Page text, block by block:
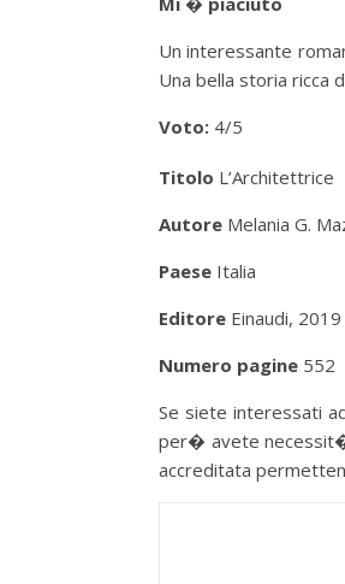
Un interessante
Una bella storia ricca
Voto: 4/5
Titolo L’Architettrice
Autore Melania G.
Paese Italia
Editore Einaudi, 2019
Numero pagine 552
Se siete interessati
per� avete
accreditata